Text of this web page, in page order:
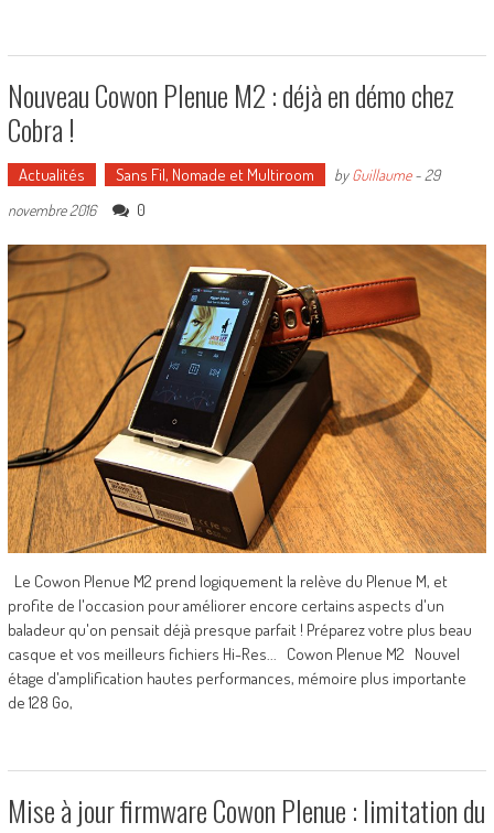
Nouveau Cowon Plenue M2 : déjà en démo chez
Cobra !
Actualités Sans Fil, Nomade et Multiroom byGuillaume- 29
novembre 2016
0
Le Cowon Plenue M2 prend logiquement la relève du Plenue M, et
profite de l'occasion pour améliorer encore certains aspects d'un
baladeur qu'on pensait déjà presque parfait ! Préparez votre plus beau
casque et vos meilleurs fichiers Hi-Res... Cowon Plenue M2 Nouvel
étage d'amplification hautes performances, mémoire plus importante
de 128 Go,
Mise à jour firmware Cowon Plenue : limitation du